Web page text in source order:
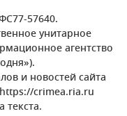
57640.
унитарное
агентство
и новостей сайта
crimea.ria.ru
текста.